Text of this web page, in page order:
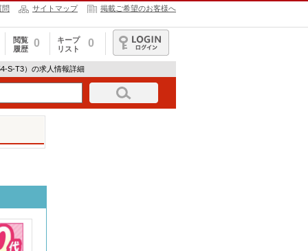
問 サイトマップ 掲載ご希望のお客様へ
閲覧
履歴
0
キープ
リスト
0
ログイン
S-T3）の求人情報詳細